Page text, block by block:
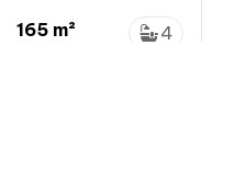
165 m²
4